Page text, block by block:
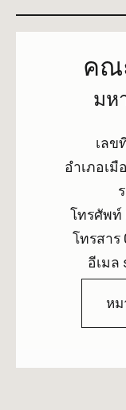
คณ
มห
เลข
อำเภอเ
โทรศัพท์
โทรสาร
อีเมล
หม